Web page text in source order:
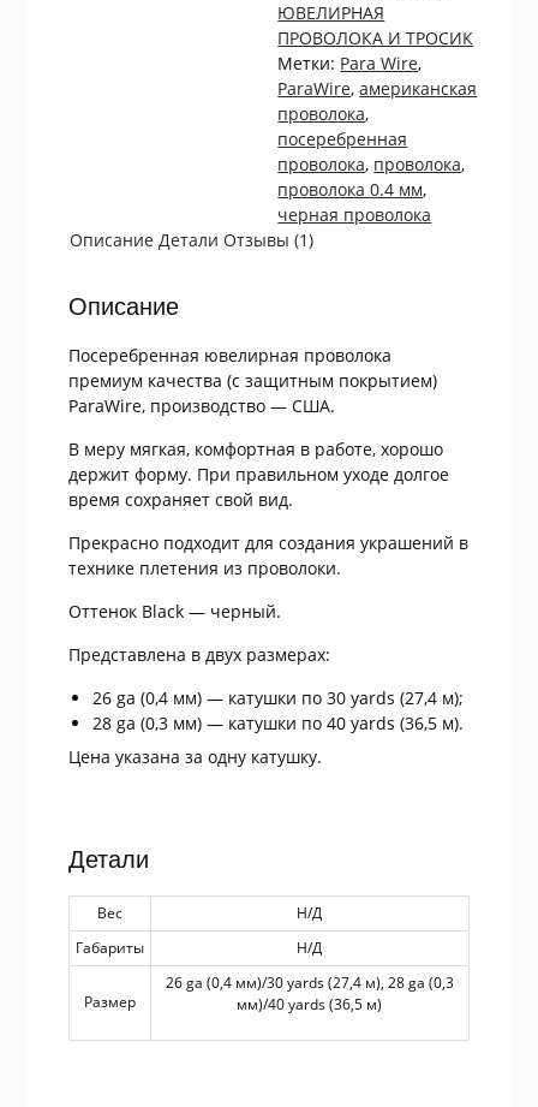
ЮВЕЛИРНАЯ
ПРОВОЛОКА И ТРОСИК
Метки: Para Wire,
ParaWire,американская
проволока,
посеребренная
проволока, проволока,
проволока 0.4 мм,
черная проволока
Описание Детали Отзывы (1)
Описание
Посеребренная ювелирная проволока
премиум качества (с защитным покрытием)
ParaWire, производство — США.
В меру мягкая, комфортная в работе, хорошо
держит форму. При правильном уходе долгое
время сохраняет свой вид.
Прекрасно подходит для создания украшений в
технике плетения из проволоки.
Оттенок Black — черный.
Представлена в двух размерах:
26 ga (0,4 мм) — катушки по 30 yards (27,4 м);
28 ga (0,3 мм) — катушки по 40 yards (36,5 м).
Цена указана за одну катушку.
Детали
Вес
Н/Д
Габариты
Н/Д
Размер
26 ga (0,4 мм)/30 yards (27,4 м), 28 ga (0,3
мм)/40 yards (36,5 м)